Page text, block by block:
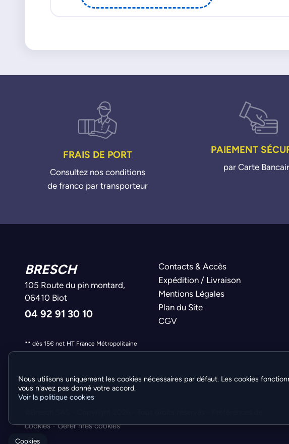
FRAIS DE PORT
Consultez nos conditions
de franco par transporteur
PAIEMENT
par Carte
BRESCH
105 Route du pin montard,
06410 Biot
04 92 91 30 10
Contacts & Accès
Expédition / Livraison
Mentions Légales
Plan du Site
CGV
** dès 15€ net HT France Métropolitaine
cookies-Gérer mes cookies
Cookies
Nous utilisons uniquement les cookies nécessaires par défaut. Les cookies
vous n'avez pas donné votre accord.
Voir la politique cookies